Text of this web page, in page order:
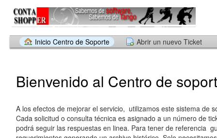
Inicio Centro de Soporte Abrir un nuevo Ticket
Bienvenido al Centro de
A los efectos de mejorar el servicio, utilizamos este sistema de
Cada solicitud o consulta técnica es asignado a un número de
podrá seguir las respuestas en linea. Para tener de referencia